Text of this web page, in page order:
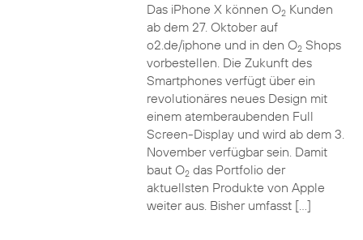
Das iPhone X können O2Kunden
ab dem 27. Oktober auf
o2.de/iphone und in den O2Shops
vorbestellen. Die Zukunft des
Smartphones verfügt über ein
revolutionäres neues Design mit
einem atemberaubenden Full
Screen-Display und wird ab dem 3.
November verfügbar sein. Damit
baut O2das Portfolio der
aktuellsten Produkte von Apple
weiter aus. Bisher umfasst […]